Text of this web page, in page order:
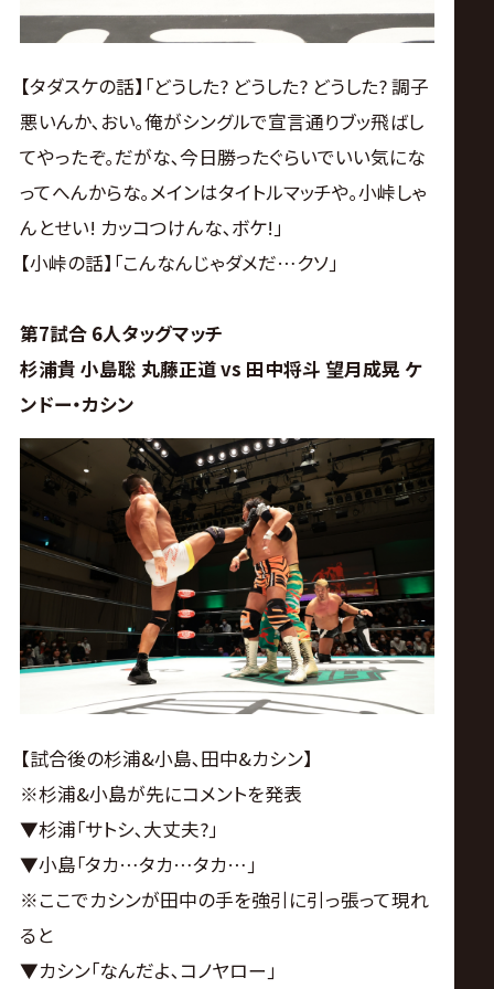
【タダスケの話】｢どうした? どうした? どうした? 調子
悪いんか､おい｡俺がシングルで宣言通りブッ飛ばし
てやったぞ｡だがな､今日勝ったぐらいでいい気にな
ってへんからな｡メインはタイトルマッチや｡小峠しゃ
んとせい! カッコつけんな､ボケ!｣
【小峠の話】｢こんなんじゃダメだ…クソ｣
第7試合 6人タッグマッチ
杉浦貴 小島聡 丸藤正道 vs 田中将斗 望月成晃 ケ
ンドー・カシン
【試合後の杉浦&小島､田中&カシン】
※杉浦&小島が先にコメントを発表
▼杉浦｢サトシ､大丈夫?｣
▼小島｢タカ…タカ…タカ…｣
※ここでカシンが田中の手を強引に引っ張って現れ
ると
▼カシン｢なんだよ､コノヤロー｣